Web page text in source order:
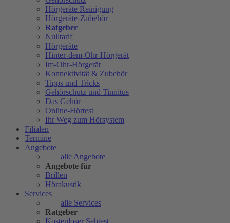
Hörgeräte Reinigung
Hörgeräte-Zubehör
Ratgeber
Nulltarif
Hörgeräte
Hinter-dem-Ohr-Hörgerät
Im-Ohr-Hörgerät
Konnektivität & Zubehör
Tipps und Tricks
Gehörschutz und Tinnitus
Das Gehör
Online-Hörtest
Ihr Weg zum Hörsystem
Filialen
Termine
Angebote
alle Angebote
Angebote für
Brillen
Hörakustik
Services
alle Services
Ratgeber
Kostenloser Sehtest